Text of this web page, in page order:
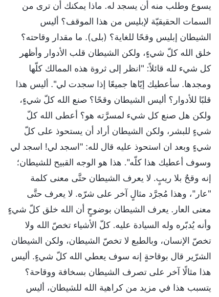
يسوع وطلب منه أن يسجد له. ماذا يمكنك أن ترى من
السمات الحقيقيّة لإبليس من هذا الموقف؟ أليس
الشيطان إبليس وقحًا للغاية؟ (بلى). ما مقدار وقاحته؟
خلق الله كلّ شيءٍ، ولكن الشيطان قلب الأدوار وأظهر
كل شيء لله قائلاً: "انظر إلى ثروة هذه الممالك كلّها
ومجدها. سأعطيك إيّاها جميعًا إذا سجدت لي". أليس هذا
قلبًا للأدوار؟ أليس الشيطان وقحًا؟ صنع الله كلّ شيءٍ،
ولكن هل صنع كل شيء لمسرَّته هو؟ أعطى الله كلّ
شيءٍ للبشر، ولكن الشيطان أراد أن يستحوذ على كلّ
شيءٍ وبعد ان استحوذ عليه قال لله: "اسجد لي! اسجد لي
وسوف أعطيك هذا كلّه". هذا هو الوجه القبيح للشيطان؛
إنه وقحٌ بلا ريبٍ. لا يعرف الشيطان حتَّى معنى كلمة
"عار"، وهذا مُجرَّد مثالٍ آخر على شرّه. لا يعرف حتَّى
معنى العار. يعرف الشيطان بوضوحٍ أن الله خلق كلّ شيءٍ
وأنه يُدبّره وله السيادة عليه. كلّ الأشياء تخصّ الله ولا
تخصّ الإنسان، وبالطبع لا تخصّ الشيطان، ولكن الشيطان
الشرّير قال بوقاحةٍ إنه سوف يعطي الله كلّ شيءٍ. أليس
هذا مثالًا آخر على تصرف الشيطان بسخافة ووقاحة؟
يتسبب هذا في مزيد من كراهية الله للشيطان، أليس